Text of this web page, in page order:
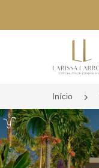
Início